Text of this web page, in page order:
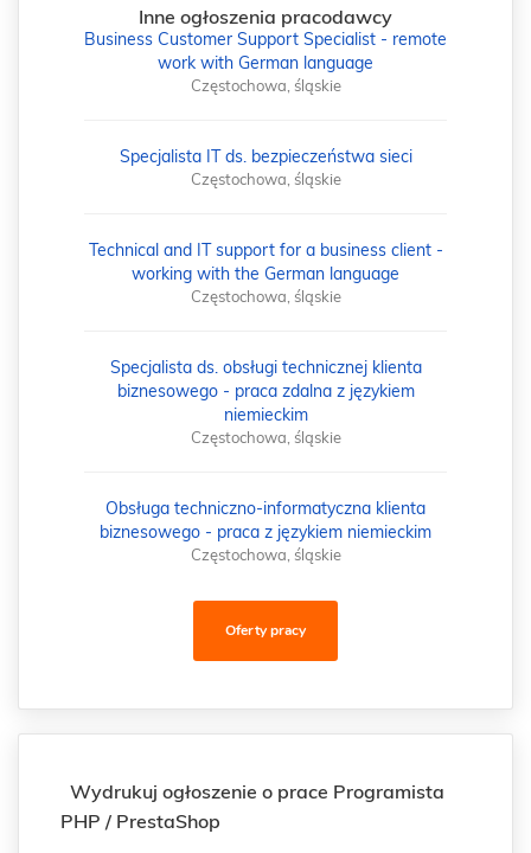
Inne ogłoszenia pracodawcy
Business Customer Support Specialist - remote
work with German language
Częstochowa, śląskie
Specjalista IT ds. bezpieczeństwa sieci
Częstochowa, śląskie
Technical and IT support for a business client -
working with the German language
Częstochowa, śląskie
Specjalista ds. obsługi technicznej klienta
biznesowego - praca zdalna z językiem
niemieckim
Częstochowa, śląskie
Obsługa techniczno-informatyczna klienta
biznesowego - praca z językiem niemieckim
Częstochowa, śląskie
Oferty pracy
Wydrukuj ogłoszenie o prace Programista
PHP / PrestaShop